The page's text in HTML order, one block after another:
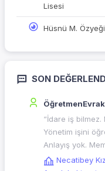
Lisesi
Hüsnü M.
SON
ÖğretmenEvrak
“İdare iş
Yönetim işini
Anlayış yok.
Necatibey